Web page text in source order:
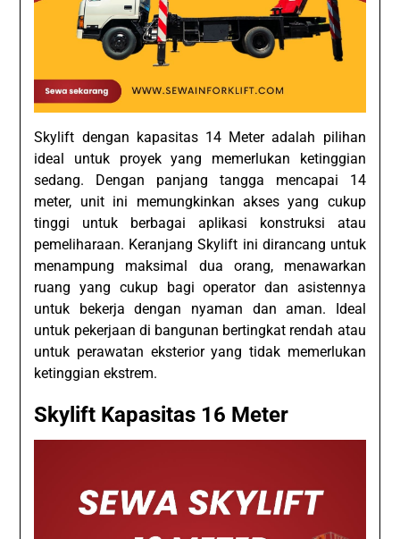
Skylift dengan kapasitas 14 Meter adalah pilihan
ideal untuk proyek yang memerlukan ketinggian
sedang. Dengan panjang tangga mencapai 14
meter, unit ini memungkinkan akses yang cukup
tinggi untuk berbagai aplikasi konstruksi atau
pemeliharaan. Keranjang Skylift ini dirancang untuk
menampung maksimal dua orang, menawarkan
ruang yang cukup bagi operator dan asistennya
untuk bekerja dengan nyaman dan aman. Ideal
untuk pekerjaan di bangunan bertingkat rendah atau
untuk perawatan eksterior yang tidak memerlukan
ketinggian ekstrem.
Skylift Kapasitas 16 Meter